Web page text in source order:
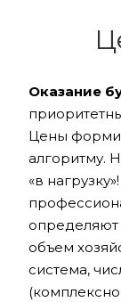
Оказание
Цены
алгоритму.
«в
определяют
объем
система,